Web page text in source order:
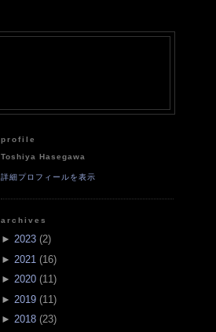
profile
Toshiya Hasegawa
詳細プロフィールを表示
archives
► 2023 (2)
► 2021 (16)
► 2020 (11)
► 2019 (11 )
► 2018 (23)